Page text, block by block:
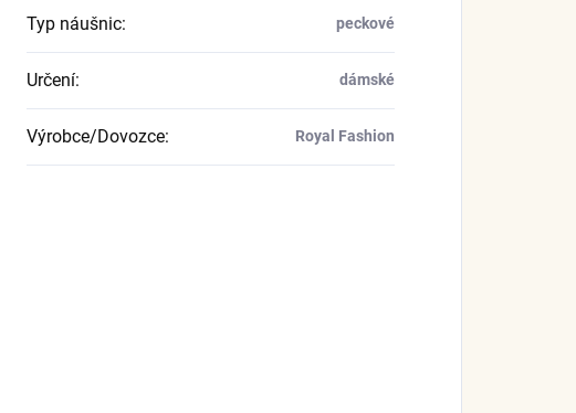
Typ náušnic: peckové
Určení: dámské
Výrobce/Dovozce: Royal Fashion